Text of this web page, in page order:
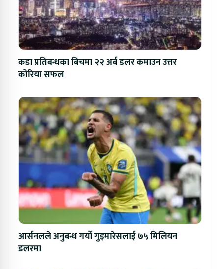
कडा प्रतिबन्धका बिचमा २२ अर्ब डलर कमाउन उत्तर
कोरिया सफल
आर्सनलले अनुबन्ध गर्यो गुइमारेसलाई ७५ मिलियन
डलरमा